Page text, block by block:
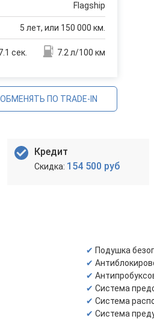
Flagship
5 лет, или 150 000 км.
сек. 7.2 л/100 км
ОБМЕНЯТЬ ПО TRADE-IN
Кредит
154 500 руб
Подушка
Система
Система
Система